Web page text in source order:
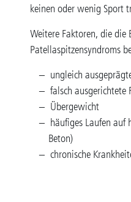
keinen oder wenig Sport
Weitere Faktoren, die die
Patellaspitzensyndroms
ungleich
falsch ausgerichtete
Übergewicht
häufiges Laufen auf
Beton)
chronische